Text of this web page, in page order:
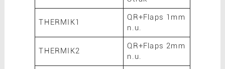
THERMIK1
QR+Flaps 1mm
n.u.
THERMIK2
QR+Flaps 2mm
n.u.